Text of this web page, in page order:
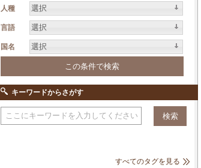
人種 選択
言語 選択
国名 選択
キーワードからさがす
すべてのタグを見る